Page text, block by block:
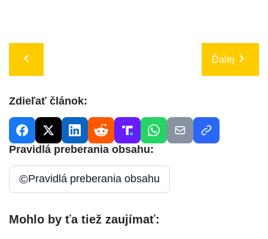
Ďalej
Zdieľať článok:
Pravidlá preberania obsahu:
©Pravidlá preberania obsahu
Mohlo by ťa tiež zaujímať: